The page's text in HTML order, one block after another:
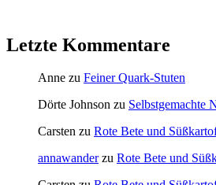
Letzte Kommentare
Anne zu Feiner Quark-Stuten
Dörte Johnson zu Selbstgemachte
Carsten zu Rote Bete und
annawanderzu Rote Bete und